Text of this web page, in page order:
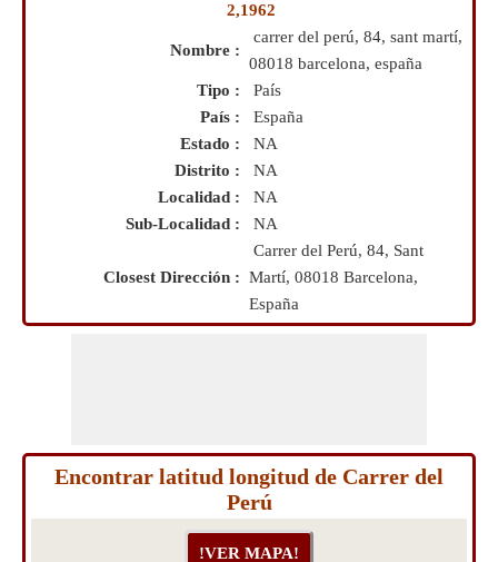
2,1962
Nombre :
carrer del perú, 84, sant martí,
08018 barcelona, españa
Tipo :
País
País :
España
Estado :
NA
Distrito :
NA
Localidad :
NA
Sub-Localidad :
NA
Closest Dirección :
Carrer del Perú, 84, Sant
Martí, 08018 Barcelona,
España
Encontrar latitud longitud de Carrer del
Perú